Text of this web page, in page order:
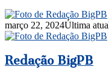
março 22, 2024Última
Redação BigPB